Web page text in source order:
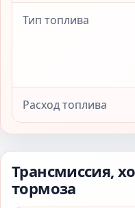
Тип топлива
Расход топлива
Трансмиссия,
тормоза